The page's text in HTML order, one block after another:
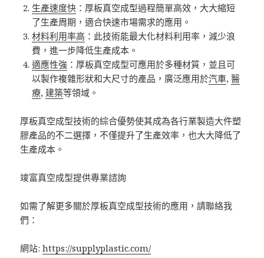
生產速度快 ：厚板真空成型過程簡單高效，大大縮短
了生產周期，適合快速市場需求的應用。
材料利用率高 ：此技術能最大化材料利用率，減少浪
費，進一步降低生產成本。
適應性強 ：厚板真空成型可應用於多種材質，並且可
以製作複雜形狀和大尺寸的產品，廣泛應用於汽車,醫
療, 建築等領域。
厚板真空成型技術的綜合優勢使其成為各行業製造大件塑
膠產品的不二選擇，不僅提升了生產效率，也大大降低了
生產成本。
竣富真空成型提供專業諮詢
如需了解更多關於厚板真空成型技術的應用，請聯絡我
們：
網站:https://supplyplastic.com/